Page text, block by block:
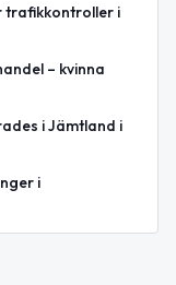
trafikkontroller i
– kvinna
i Jämtland i
i